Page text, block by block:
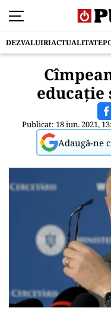
DEZVALUIRIACTUALITATE
educaţie
Publicat: 18 iun. 2021,
Adaugă-ne